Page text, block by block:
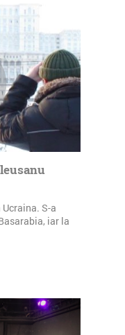
S-a
iar la